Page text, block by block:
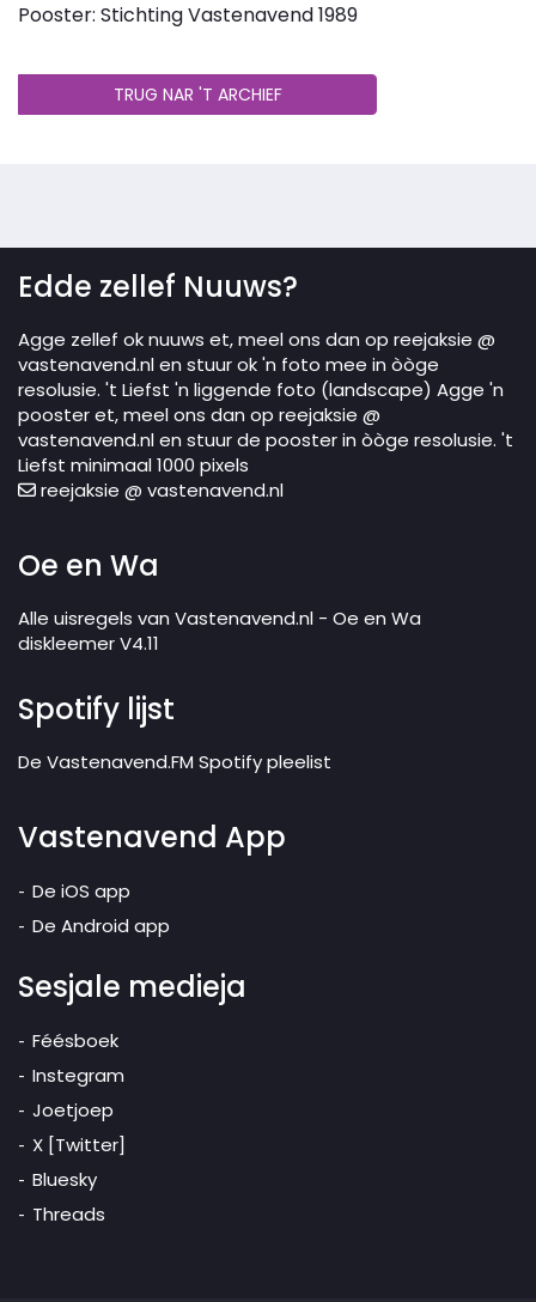
Pooster: Stichting Vastenavend 1989
TRUG NAR 'T ARCHIEF
Edde zellef Nuuws?
Agge zellef ok nuuws et, meel ons dan op reejaksie @
vastenavend.nl en stuur ok 'n foto mee in òòge
resolusie. 't Liefst 'n liggende foto (landscape) Agge 'n
pooster et, meel ons dan op reejaksie @
vastenavend.nl en stuur de pooster in òòge resolusie. 't
Liefst minimaal 1000 pixels
reejaksie @ vastenavend.nl
Oe en Wa
Alle uisregels van Vastenavend.nl - Oe en Wa
diskleemer V4.11
Spotify lijst
De Vastenavend.FM Spotify pleelist
Vastenavend App
De iOS app
De Android app
Sesjale medieja
Féésboek
Instegram
Joetjoep
X [Twitter]
Bluesky
Threads